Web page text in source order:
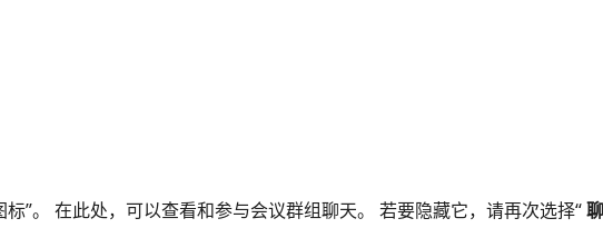
”。 在此处，可以查看和参与会议群组聊天。 若要隐藏它，请再次选择“